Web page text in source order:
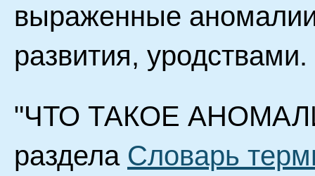
выраженные
развития, уродствами.
"ЧТО ТАКОЕ
раздела Словарь